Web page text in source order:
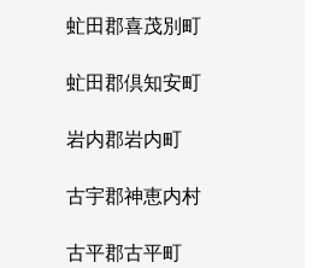
虻田郡喜茂別町
虻田郡倶知安町
岩内郡岩内町
古宇郡神恵内村
古平郡古平町